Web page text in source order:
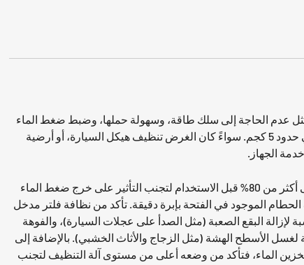
مثل عدم الحاجة إلى سلك طاقة، وسهولة حملها، وضبط ضغط الماء
بمرونة. وبالمقارنة مع منظفات الضغط العالي السلكية التقليدية، فهي خالية من قيود مقابس الطاقة، وعادةً ما يتم التحكم في وزن جسم الآلة في حدود 5 كجم. سواءً كان الغرض تنظيف هيكل السيارة، أو أرضية
الجهاز.
يتطلب التحضير قبل الاستخدام فحص الجهاز وتكييفه مع بيئة العمل. تحقق أولاً من حالة الجهاز: تأكد من شحن البطارية بالكامل (يُوصى بشحنها إلى أكثر من 80% قبل الاستخدام لتجنب التأثير على خرج ضغط الماء
الموجود في الفتحة بإبرة دقيقة. تأكد من نظافة فلتر مدخل
جيدًا لمنع انسداد مضخة الماء. ثانيًا، اختر الفوهة المناسبة للتنظيف: الفوهة المباشرة بزاوية 0 درجة مناسبة لإزالة البقع الصعبة (مثل الصدأ على عجلات السيارة)، والفوهة
لتنظيف المساحات الكبيرة (مثل سطح هيكل السيارة)، والفوهة ذات الزاوية الواسعة بزاوية 40 درجة مناسبة لغسل الأسطح الهشة (مثل الزجاج والأثاث الخشبي). بالإضافة إلى
الماء، فتأكد من وضعه أعلى من مستوى آلة التنظيف لتجنب